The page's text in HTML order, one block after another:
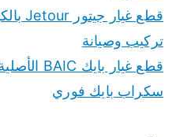
تركيب وصيانة
سكراب بايك فوري